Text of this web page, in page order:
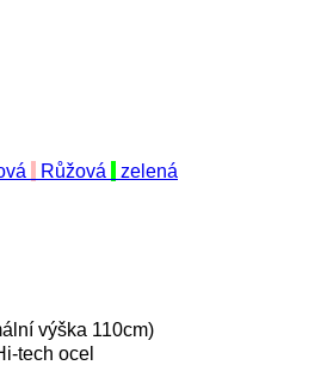
Růžová
zelená
výška 110cm)
tech ocel